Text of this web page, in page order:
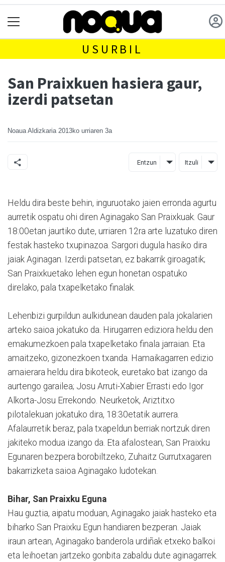
USURBIL
San Praixkuen hasiera gaur,
izerdi patsetan
Noaua Aldizkaria 2013ko urriaren 3a
Entzun Itzuli
Heldu dira beste behin, inguruotako jaien erronda agurtu
aurretik ospatu ohi diren Aginagako San Praixkuak. Gaur
18:00etan jaurtiko dute, urriaren 12ra arte luzatuko diren
festak hasteko txupinazoa. Sargori dugula hasiko dira
jaiak Aginagan. Izerdi patsetan, ez bakarrik giroagatik;
San Praixkuetako lehen egun honetan ospatuko
direlako, pala txapelketako finalak.
Lehenbizi gurpildun aulkidunean dauden pala jokalarien
arteko saioa jokatuko da. Hirugarren ediziora heldu den
emakumezkoen pala txapelketako finala jarraian. Eta
amaitzeko, gizonezkoen txanda. Hamaikagarren edizio
amaierara heldu dira bikoteok, euretako bat izango da
aurtengo garailea; Josu Arruti-Xabier Errasti edo Igor
Alkorta-Josu Errekondo. Neurketok, Ariztitxo
pilotalekuan jokatuko dira, 18:30etatik aurrera.
Afalaurretik beraz, pala txapeldun berriak nortzuk diren
jakiteko modua izango da. Eta afalostean, San Praixku
Egunaren bezpera borobiltzeko, Zuhaitz Gurrutxagaren
bakarrizketa saioa Aginagako ludotekan.
Bihar, San Praixku Eguna
Hau guztia, aipatu moduan, Aginagako jaiak hasteko eta
biharko San Praixku Egun handiaren bezperan. Jaiak
iraun artean, Aginagako banderola urdiñak etxeko balkoi
eta leihoetan jartzeko gonbita zabaldu dute aginagarrek.